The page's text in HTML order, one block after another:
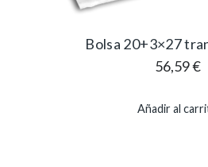
Bolsa 20+3×27
56,59€
Añadir al